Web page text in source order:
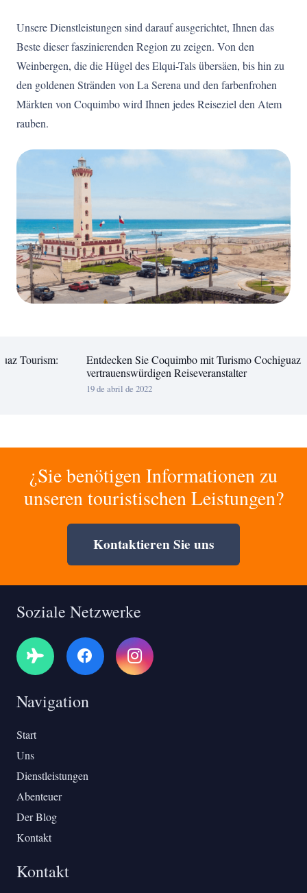
Unsere Dienstleistungen sind darauf ausgerichtet, Ihnen das
Beste dieser faszinierenden Region zu zeigen. Von den
Weinbergen, die die Hügel des Elqui-Tals übersäen, bis hin zu
den goldenen Stränden von La Serena und den farbenfrohen
Märkten von Coquimbo wird Ihnen jedes Reiseziel den Atem
rauben.
Entdecken Sie Coquimbo mit Turismo Cochiguaz: Ihrem
vertrauenswürdigen Reiseveranstalter
19 de abril de 2022
¿Sie benötigen Informationen zu
unseren touristischen Leistungen?
Kontaktieren Sie uns
Soziale Netzwerke
Navigation
Start
Uns
Dienstleistungen
Abenteuer
Der Blog
Kontakt
Kontakt